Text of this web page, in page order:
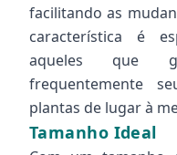
facilitando as
característica é
aqueles que
frequentemente
plantas de lugar à
Tamanho Ideal